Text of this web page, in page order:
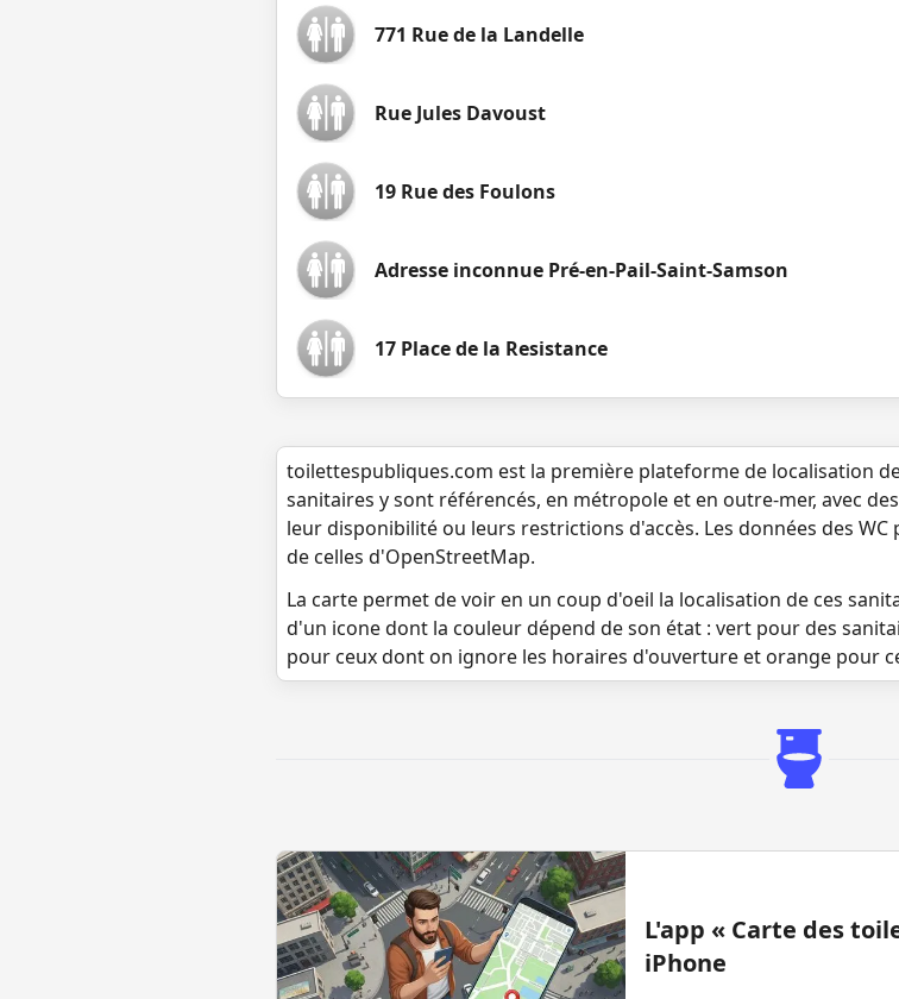
771 Rue de la Landelle
Rue Jules Davoust
19 Rue des Foulons
Adresse inconnue Pré-en-Pail-Saint-Samson
17 Place de la Resistance
toilettespubliques.com est la première plateforme de localisation
sanitaires y sont référencés, en métropole et en outre-mer, avec
leur disponibilité ou leurs restrictions d'accès. Les données des
de celles d'OpenStreetMap.
La carte permet de voir en un coup d'oeil la localisation de ces
d'un icone dont la couleur dépend de son état : vert pour des
pour ceux dont on ignore les horaires d'ouverture et orange pour
L'app « Carte des
iPhone